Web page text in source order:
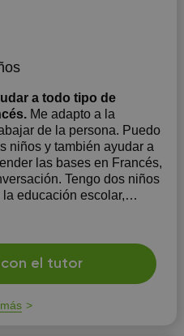
a todo tipo de
Me adapto a la
de la persona. Puedo
niños y también ayudar a
las bases en Francés,
Tengo dos niños
educación escolar,
el tutor